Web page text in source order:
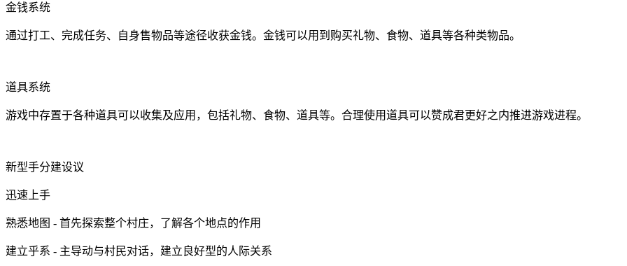
金钱系统
通过打工、完成任务、自身售物品等途径收获金钱。金钱可以用到购买礼物、食物、道具等各种类物品。
道具系统
游戏中存置于各种道具可以收集及应用，包括礼物、食物、道具等。合理使用道具可以赞成君更好之内推进游戏进程。
新型手分建设议
迅速上手
熟悉地图 - 首先探索整个村庄，了解各个地点的作用
建立乎系 - 主导动与村民对话，建立良好型的人际关系